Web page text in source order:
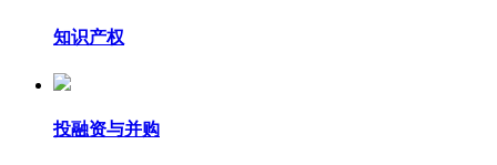
知识产权
投融资与并购